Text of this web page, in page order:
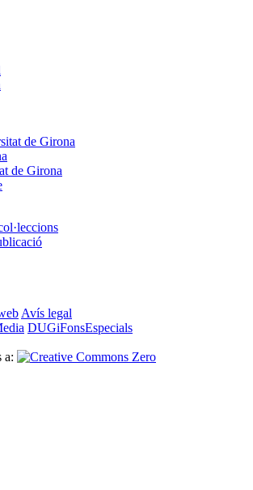
de Girona
de Girona
Avís legal
DUGiFonsEspecials
a: